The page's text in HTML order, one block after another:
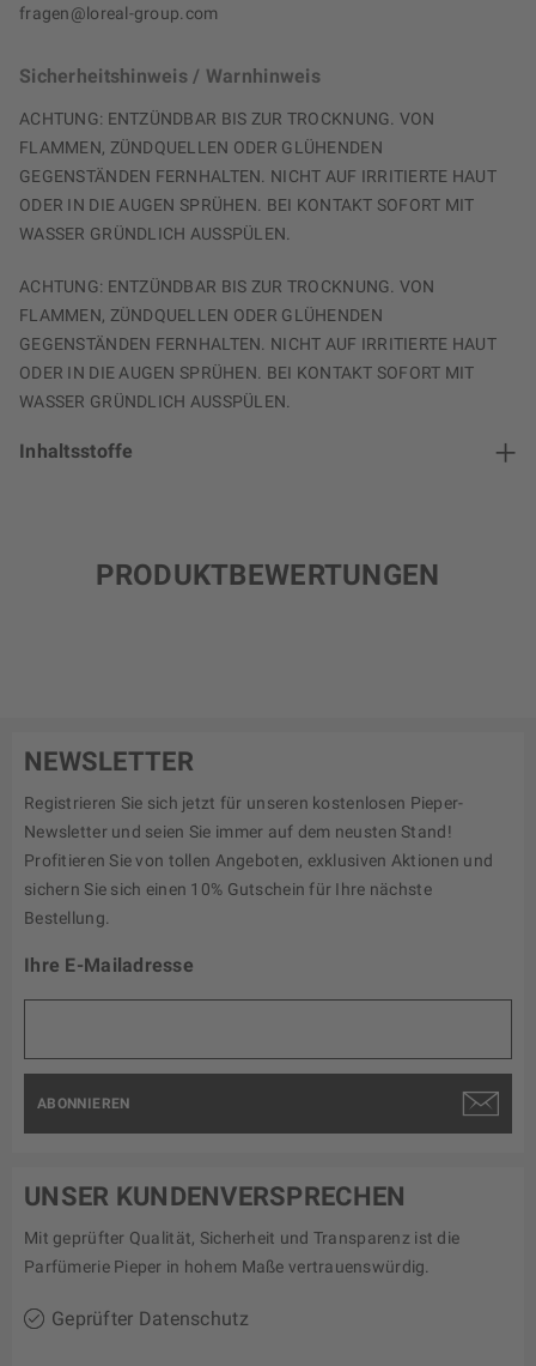
fragen@loreal-group.com
Sicherheitshinweis / Warnhinweis
ACHTUNG: ENTZÜNDBAR BIS ZUR TROCKNUNG. VON
FLAMMEN, ZÜNDQUELLEN ODER GLÜHENDEN
GEGENSTÄNDEN FERNHALTEN. NICHT AUF IRRITIERTE HAUT
ODER IN DIE AUGEN SPRÜHEN. BEI KONTAKT SOFORT MIT
WASSER GRÜNDLICH AUSSPÜLEN.
ACHTUNG: ENTZÜNDBAR BIS ZUR TROCKNUNG. VON
FLAMMEN, ZÜNDQUELLEN ODER GLÜHENDEN
GEGENSTÄNDEN FERNHALTEN. NICHT AUF IRRITIERTE HAUT
ODER IN DIE AUGEN SPRÜHEN. BEI KONTAKT SOFORT MIT
WASSER GRÜNDLICH AUSSPÜLEN.
Inhaltsstoffe
PRODUKTBEWERTUNGEN
NEWSLETTER
Registrieren Sie sich jetzt für unseren kostenlosen Pieper-
Newsletter und seien Sie immer auf dem neusten Stand!
Profitieren Sie von tollen Angeboten, exklusiven Aktionen und
sichern Sie sich einen 10% Gutschein für Ihre nächste
Bestellung.
Ihre E-Mailadresse
ABONNIEREN
UNSER KUNDENVERSPRECHEN
Mit geprüfter Qualität, Sicherheit und Transparenz ist die
Parfümerie Pieper in hohem Maße vertrauenswürdig.
Geprüfter Datenschutz